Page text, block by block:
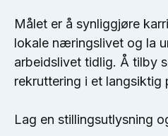
Målet er å synliggjøre
lokale næringslivet og la
arbeidslivet tidlig. Å tilby
rekruttering i et langsiktig
Lag en stillingsutlysning